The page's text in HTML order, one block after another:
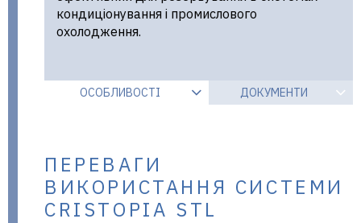
кондиціонування і промислового
охолодження.
ОСОБЛИВОСТІ ДОКУМЕНТИ
ПЕРЕВАГИ
ВИКОРИСТАННЯ СИСТЕМИ
CRISTOPIA STL